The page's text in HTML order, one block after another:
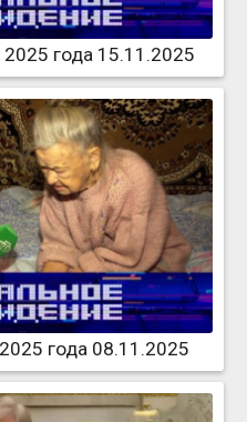
года 15.11.2025
года 08.11.2025